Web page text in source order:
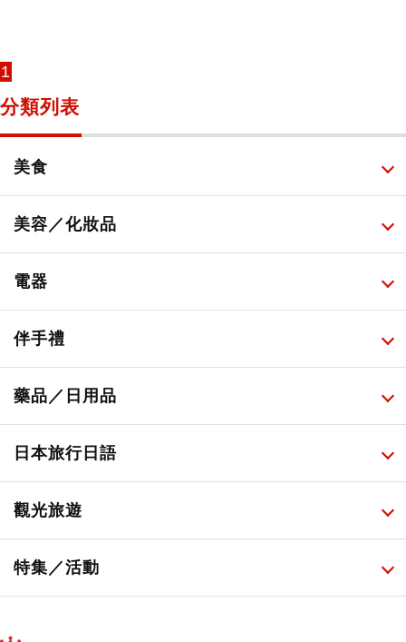
1
分類列表
美食
所有
甜點・菓子
人氣店鋪美食
必吃的日式早餐
日本酒達人
美容／化妝品
所有
便利商店化妝品
藥妝店化妝品
電器
所有
健康/美容儀器
廚房家電
伴手禮
所有
伴手禮排行榜
免稅商店
藥品／日用品
所有
百圓商店
日常用藥
日本旅行日語
所有
觀光旅遊
所有
特集／活動